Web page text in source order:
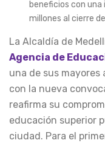
beneficios con
millones al cierre
La Alcaldía de
Agencia de
una de sus mayores
con la nueva
reafirma su
educación superior
ciudad. Para el